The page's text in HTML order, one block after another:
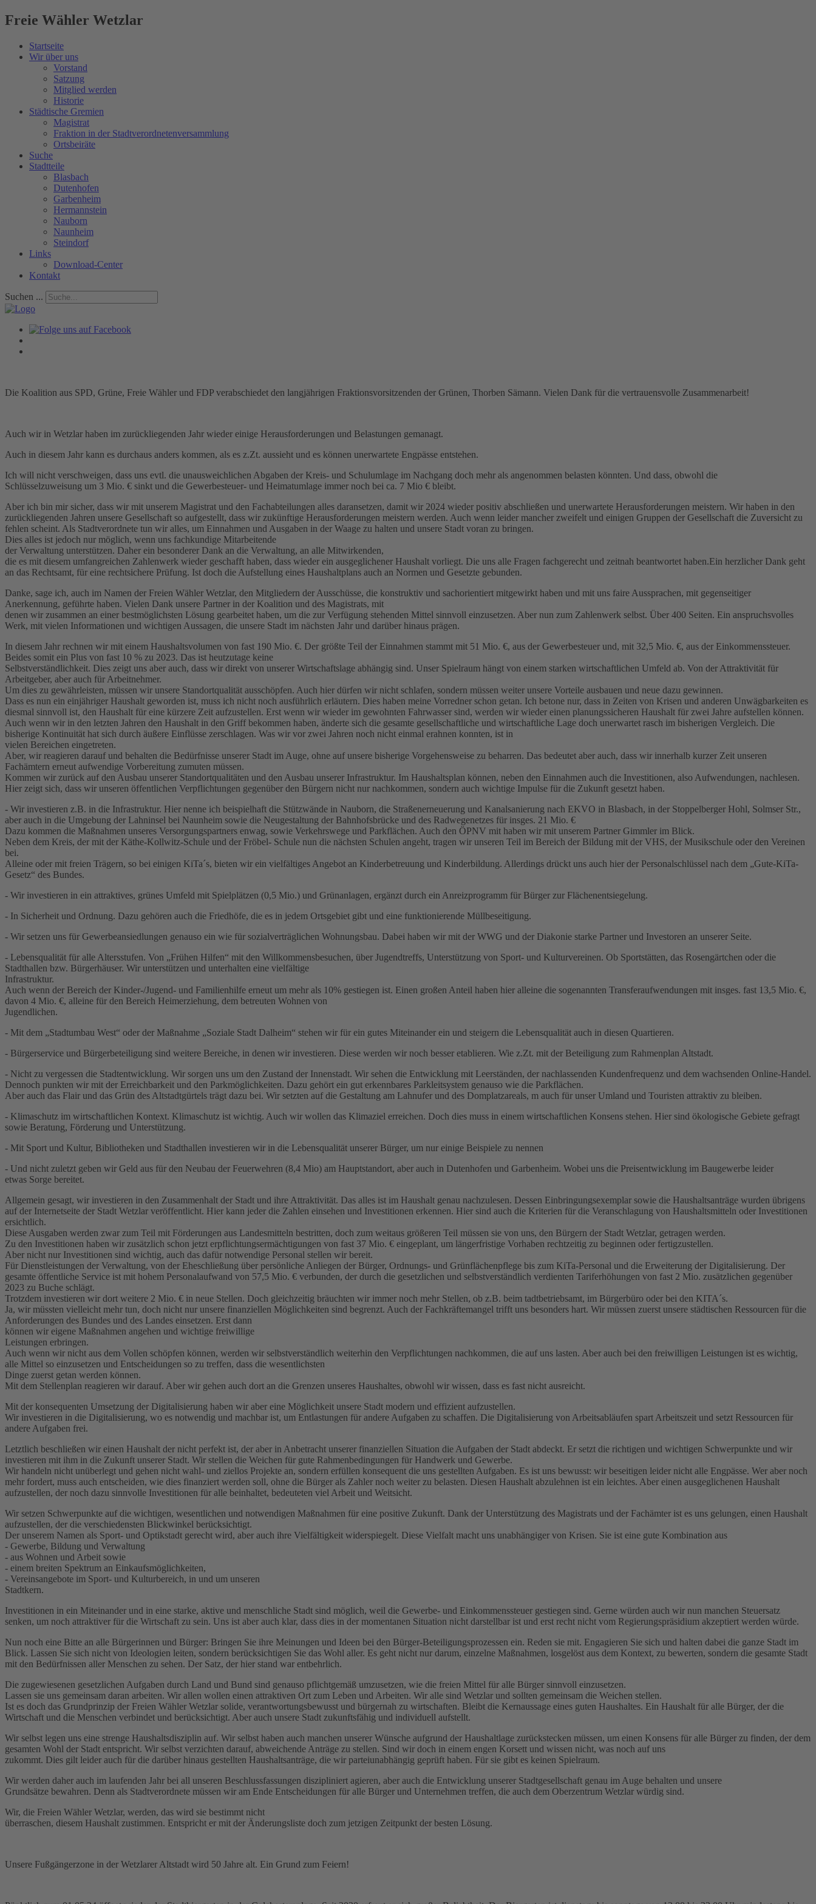
Freie Wähler Wetzlar
Startseite
Wir über uns
Vorstand
Satzung
Mitglied werden
Historie
Städtische Gremien
Magistrat
Fraktion in der Stadtverordnetenversammlung
Ortsbeiräte
Suche
Stadtteile
Blasbach
Dutenhofen
Garbenheim
Hermannstein
Nauborn
Naunheim
Steindorf
Links
Download-Center
Kontakt
Suchen ...
Die Koalition aus SPD, Grüne, Freie Wähler und FDP verabschiedet den langjährigen Fraktionsvorsitzenden der Grünen, Thorben Sämann. Vielen Dank für die vertrauensvolle Zusammenarbeit!
Auch wir in Wetzlar haben im zurückliegenden Jahr wieder einige Herausforderungen und Belastungen gemanagt.
Auch in diesem Jahr kann es durchaus anders kommen, als es z.Zt. aussieht und es können unerwartete Engpässe entstehen.
Ich will nicht verschweigen, dass uns evtl. die unausweichlichen Abgaben der Kreis- und Schulumlage im Nachgang doch mehr als angenommen belasten könnten. Und dass, obwohl die
Schlüsselzuweisung um 3 Mio. € sinkt und die Gewerbesteuer- und Heimatumlage immer noch bei ca. 7 Mio € bleibt.
Aber ich bin mir sicher, dass wir mit unserem Magistrat und den Fachabteilungen alles daransetzen, damit wir 2024 wieder positiv abschließen und unerwartete Herausforderungen meistern. Wir haben in den
zurückliegenden Jahren unsere Gesellschaft so aufgestellt, dass wir zukünftige Herausforderungen meistern werden. Auch wenn leider mancher zweifelt und einigen Gruppen der Gesellschaft die Zuversicht zu
fehlen scheint. Als Stadtverordnete tun wir alles, um Einnahmen und Ausgaben in der Waage zu halten und unsere Stadt voran zu bringen.
Dies alles ist jedoch nur möglich, wenn uns fachkundige Mitarbeitende
der Verwaltung unterstützen. Daher ein besonderer Dank an die Verwaltung, an alle Mitwirkenden,
die es mit diesem umfangreichen Zahlenwerk wieder geschafft haben, dass wieder ein ausgeglichener Haushalt vorliegt. Die uns alle Fragen fachgerecht und zeitnah beantwortet haben.Ein herzlicher Dank geht
an das Rechtsamt, für eine rechtsichere Prüfung. Ist doch die Aufstellung eines Haushaltplans auch an Normen und Gesetzte gebunden.
Danke, sage ich, auch im Namen der Freien Wähler Wetzlar, den Mitgliedern der Ausschüsse, die konstruktiv und sachorientiert mitgewirkt haben und mit uns faire Aussprachen, mit gegenseitiger
Anerkennung, geführte haben. Vielen Dank unsere Partner in der Koalition und des Magistrats, mit
denen wir zusammen an einer bestmöglichsten Lösung gearbeitet haben, um die zur Verfügung stehenden Mittel sinnvoll einzusetzen. Aber nun zum Zahlenwerk selbst. Über 400 Seiten. Ein anspruchsvolles
Werk, mit vielen Informationen und wichtigen Aussagen, die unsere Stadt im nächsten Jahr und darüber hinaus prägen.
In diesem Jahr rechnen wir mit einem Haushaltsvolumen von fast 190 Mio. €. Der größte Teil der Einnahmen stammt mit 51 Mio. €, aus der Gewerbesteuer und, mit 32,5 Mio. €, aus der Einkommenssteuer.
Beides somit ein Plus von fast 10 % zu 2023. Das ist heutzutage keine
Selbstverständlichkeit. Dies zeigt uns aber auch, dass wir direkt von unserer Wirtschaftslage abhängig sind. Unser Spielraum hängt von einem starken wirtschaftlichen Umfeld ab. Von der Attraktivität für
Arbeitgeber, aber auch für Arbeitnehmer.
Um dies zu gewährleisten, müssen wir unsere Standortqualität ausschöpfen. Auch hier dürfen wir nicht schlafen, sondern müssen weiter unsere Vorteile ausbauen und neue dazu gewinnen.
Dass es nun ein einjähriger Haushalt geworden ist, muss ich nicht noch ausführlich erläutern. Dies haben meine Vorredner schon getan. Ich betone nur, dass in Zeiten von Krisen und anderen Unwägbarkeiten es
diesmal sinnvoll ist, den Haushalt für eine kürzere Zeit aufzustellen. Erst wenn wir wieder im gewohnten Fahrwasser sind, werden wir wieder einen planungssicheren Haushalt für zwei Jahre aufstellen können.
Auch wenn wir in den letzten Jahren den Haushalt in den Griff bekommen haben, änderte sich die gesamte gesellschaftliche und wirtschaftliche Lage doch unerwartet rasch im bisherigen Vergleich. Die
bisherige Kontinuität hat sich durch äußere Einflüsse zerschlagen. Was wir vor zwei Jahren noch nicht einmal erahnen konnten, ist in
vielen Bereichen eingetreten.
Aber, wir reagieren darauf und behalten die Bedürfnisse unserer Stadt im Auge, ohne auf unsere bisherige Vorgehensweise zu beharren. Das bedeutet aber auch, dass wir innerhalb kurzer Zeit unseren
Fachämtern erneut aufwendige Vorbereitung zumuten müssen.
Kommen wir zurück auf den Ausbau unserer Standortqualitäten und den Ausbau unserer Infrastruktur. Im Haushaltsplan können, neben den Einnahmen auch die Investitionen, also Aufwendungen, nachlesen.
Hier zeigt sich, dass wir unseren öffentlichen Verpflichtungen gegenüber den Bürgern nicht nur nachkommen, sondern auch wichtige Impulse für die Zukunft gesetzt haben.
- Wir investieren z.B. in die Infrastruktur. Hier nenne ich beispielhaft die Stützwände in Nauborn, die Straßenerneuerung und Kanalsanierung nach EKVO in Blasbach, in der Stoppelberger Hohl, Solmser Str.,
aber auch in die Umgebung der Lahninsel bei Naunheim sowie die Neugestaltung der Bahnhofsbrücke und des Radwegenetzes für insges. 21 Mio. €
Dazu kommen die Maßnahmen unseres Versorgungspartners enwag, sowie Verkehrswege und Parkflächen. Auch den ÖPNV mit haben wir mit unserem Partner Gimmler im Blick.
Neben dem Kreis, der mit der Käthe-Kollwitz-Schule und der Fröbel- Schule nun die nächsten Schulen angeht, tragen wir unseren Teil im Bereich der Bildung mit der VHS, der Musikschule oder den Vereinen
bei.
Alleine oder mit freien Trägern, so bei einigen KiTa´s, bieten wir ein vielfältiges Angebot an Kinderbetreuung und Kinderbildung. Allerdings drückt uns auch hier der Personalschlüssel nach dem „Gute-KiTa-
Gesetz“ des Bundes.
- Wir investieren in ein attraktives, grünes Umfeld mit Spielplätzen (0,5 Mio.) und Grünanlagen, ergänzt durch ein Anreizprogramm für Bürger zur Flächenentsiegelung.
- In Sicherheit und Ordnung. Dazu gehören auch die Friedhöfe, die es in jedem Ortsgebiet gibt und eine funktionierende Müllbeseitigung.
- Wir setzen uns für Gewerbeansiedlungen genauso ein wie für sozialverträglichen Wohnungsbau. Dabei haben wir mit der WWG und der Diakonie starke Partner und Investoren an unserer Seite.
- Lebensqualität für alle Altersstufen. Von „Frühen Hilfen“ mit den Willkommensbesuchen, über Jugendtreffs, Unterstützung von Sport- und Kulturvereinen. Ob Sportstätten, das Rosengärtchen oder die
Stadthallen bzw. Bürgerhäuser. Wir unterstützen und unterhalten eine vielfältige
Infrastruktur.
Auch wenn der Bereich der Kinder-/Jugend- und Familienhilfe erneut um mehr als 10% gestiegen ist. Einen großen Anteil haben hier alleine die sogenannten Transferaufwendungen mit insges. fast 13,5 Mio. €,
davon 4 Mio. €, alleine für den Bereich Heimerziehung, dem betreuten Wohnen von
Jugendlichen.
- Mit dem „Stadtumbau West“ oder der Maßnahme „Soziale Stadt Dalheim“ stehen wir für ein gutes Miteinander ein und steigern die Lebensqualität auch in diesen Quartieren.
- Bürgerservice und Bürgerbeteiligung sind weitere Bereiche, in denen wir investieren. Diese werden wir noch besser etablieren. Wie z.Zt. mit der Beteiligung zum Rahmenplan Altstadt.
- Nicht zu vergessen die Stadtentwicklung. Wir sorgen uns um den Zustand der Innenstadt. Wir sehen die Entwicklung mit Leerständen, der nachlassenden Kundenfrequenz und dem wachsenden Online-Handel.
Dennoch punkten wir mit der Erreichbarkeit und den Parkmöglichkeiten. Dazu gehört ein gut erkennbares Parkleitsystem genauso wie die Parkflächen.
Aber auch das Flair und das Grün des Altstadtgürtels trägt dazu bei. Wir setzten auf die Gestaltung am Lahnufer und des Domplatzareals, m auch für unser Umland und Touristen attraktiv zu bleiben.
- Klimaschutz im wirtschaftlichen Kontext. Klimaschutz ist wichtig. Auch wir wollen das Klimaziel erreichen. Doch dies muss in einem wirtschaftlichen Konsens stehen. Hier sind ökologische Gebiete gefragt
sowie Beratung, Förderung und Unterstützung.
- Mit Sport und Kultur, Bibliotheken und Stadthallen investieren wir in die Lebensqualität unserer Bürger, um nur einige Beispiele zu nennen
- Und nicht zuletzt geben wir Geld aus für den Neubau der Feuerwehren (8,4 Mio) am Hauptstandort, aber auch in Dutenhofen und Garbenheim. Wobei uns die Preisentwicklung im Baugewerbe leider
etwas Sorge bereitet.
Allgemein gesagt, wir investieren in den Zusammenhalt der Stadt und ihre Attraktivität. Das alles ist im Haushalt genau nachzulesen. Dessen Einbringungsexemplar sowie die Haushaltsanträge wurden übrigens
auf der Internetseite der Stadt Wetzlar veröffentlicht. Hier kann jeder die Zahlen einsehen und Investitionen erkennen. Hier sind auch die Kriterien für die Veranschlagung von Haushaltsmitteln oder Investitionen
ersichtlich.
Diese Ausgaben werden zwar zum Teil mit Förderungen aus Landesmitteln bestritten, doch zum weitaus größeren Teil müssen sie von uns, den Bürgern der Stadt Wetzlar, getragen werden.
Zu den Investitionen haben wir zusätzlich schon jetzt erpflichtungsermächtigungen von fast 37 Mio. € eingeplant, um längerfristige Vorhaben rechtzeitig zu beginnen oder fertigzustellen.
Aber nicht nur Investitionen sind wichtig, auch das dafür notwendige Personal stellen wir bereit.
Für Dienstleistungen der Verwaltung, von der Eheschließung über persönliche Anliegen der Bürger, Ordnungs- und Grünflächenpflege bis zum KiTa-Personal und die Erweiterung der Digitalisierung. Der
gesamte öffentliche Service ist mit hohem Personalaufwand von 57,5 Mio. € verbunden, der durch die gesetzlichen und selbstverständlich verdienten Tariferhöhungen von fast 2 Mio. zusätzlichen gegenüber
2023 zu Buche schlägt.
Trotzdem investieren wir dort weitere 2 Mio. € in neue Stellen. Doch gleichzeitig bräuchten wir immer noch mehr Stellen, ob z.B. beim tadtbetriebsamt, im Bürgerbüro oder bei den KITA´s.
Ja, wir müssten vielleicht mehr tun, doch nicht nur unsere finanziellen Möglichkeiten sind begrenzt. Auch der Fachkräftemangel trifft uns besonders hart. Wir müssen zuerst unsere städtischen Ressourcen für die
Anforderungen des Bundes und des Landes einsetzen. Erst dann
können wir eigene Maßnahmen angehen und wichtige freiwillige
Leistungen erbringen.
Auch wenn wir nicht aus dem Vollen schöpfen können, werden wir selbstverständlich weiterhin den Verpflichtungen nachkommen, die auf uns lasten. Aber auch bei den freiwilligen Leistungen ist es wichtig,
alle Mittel so einzusetzen und Entscheidungen so zu treffen, dass die wesentlichsten
Dinge zuerst getan werden können.
Mit dem Stellenplan reagieren wir darauf. Aber wir gehen auch dort an die Grenzen unseres Haushaltes, obwohl wir wissen, dass es fast nicht ausreicht.
Mit der konsequenten Umsetzung der Digitalisierung haben wir aber eine Möglichkeit unsere Stadt modern und effizient aufzustellen.
Wir investieren in die Digitalisierung, wo es notwendig und machbar ist, um Entlastungen für andere Aufgaben zu schaffen. Die Digitalisierung von Arbeitsabläufen spart Arbeitszeit und setzt Ressourcen für
andere Aufgaben frei.
Letztlich beschließen wir einen Haushalt der nicht perfekt ist, der aber in Anbetracht unserer finanziellen Situation die Aufgaben der Stadt abdeckt. Er setzt die richtigen und wichtigen Schwerpunkte und wir
investieren mit ihm in die Zukunft unserer Stadt. Wir stellen die Weichen für gute Rahmenbedingungen für Handwerk und Gewerbe.
Wir handeln nicht unüberlegt und gehen nicht wahl- und ziellos Projekte an, sondern erfüllen konsequent die uns gestellten Aufgaben. Es ist uns bewusst: wir beseitigen leider nicht alle Engpässe. Wer aber noch
mehr fordert, muss auch entscheiden, wie dies finanziert werden soll, ohne die Bürger als Zahler noch weiter zu belasten. Diesen Haushalt abzulehnen ist ein leichtes. Aber einen ausgeglichenen Haushalt
aufzustellen, der noch dazu sinnvolle Investitionen für alle beinhaltet, bedeuteten viel Arbeit und Weitsicht.
Wir setzen Schwerpunkte auf die wichtigen, wesentlichen und notwendigen Maßnahmen für eine positive Zukunft. Dank der Unterstützung des Magistrats und der Fachämter ist es uns gelungen, einen Haushalt
aufzustellen, der die verschiedensten Blickwinkel berücksichtigt.
Der unserem Namen als Sport- und Optikstadt gerecht wird, aber auch ihre Vielfältigkeit widerspiegelt. Diese Vielfalt macht uns unabhängiger von Krisen. Sie ist eine gute Kombination aus
- Gewerbe, Bildung und Verwaltung
- aus Wohnen und Arbeit sowie
- einem breiten Spektrum an Einkaufsmöglichkeiten,
- Vereinsangebote im Sport- und Kulturbereich, in und um unseren
Stadtkern.
Investitionen in ein Miteinander und in eine starke, aktive und menschliche Stadt sind möglich, weil die Gewerbe- und Einkommenssteuer gestiegen sind. Gerne würden auch wir nun manchen Steuersatz
senken, um noch attraktiver für die Wirtschaft zu sein. Uns ist aber auch klar, dass dies in der momentanen Situation nicht darstellbar ist und erst recht nicht vom Regierungspräsidium akzeptiert werden würde.
Nun noch eine Bitte an alle Bürgerinnen und Bürger: Bringen Sie ihre Meinungen und Ideen bei den Bürger-Beteiligungsprozessen ein. Reden sie mit. Engagieren Sie sich und halten dabei die ganze Stadt im
Blick. Lassen Sie sich nicht von Ideologien leiten, sondern berücksichtigen Sie das Wohl aller. Es geht nicht nur darum, einzelne Maßnahmen, losgelöst aus dem Kontext, zu bewerten, sondern die gesamte Stadt
mit den Bedürfnissen aller Menschen zu sehen. Der Satz, der hier stand war entbehrlich.
Die zugewiesenen gesetzlichen Aufgaben durch Land und Bund sind genauso pflichtgemäß umzusetzen, wie die freien Mittel für alle Bürger sinnvoll einzusetzen.
Lassen sie uns gemeinsam daran arbeiten. Wir allen wollen einen attraktiven Ort zum Leben und Arbeiten. Wir alle sind Wetzlar und sollten gemeinsam die Weichen stellen.
Ist es doch das Grundprinzip der Freien Wähler Wetzlar solide, verantwortungsbewusst und bürgernah zu wirtschaften. Bleibt die Kernaussage eines guten Haushaltes. Ein Haushalt für alle Bürger, der die
Wirtschaft und die Menschen verbindet und berücksichtigt. Aber auch unsere Stadt zukunftsfähig und individuell aufstellt.
Wir selbst legen uns eine strenge Haushaltsdisziplin auf. Wir selbst haben auch manchen unserer Wünsche aufgrund der Haushaltlage zurückstecken müssen, um einen Konsens für alle Bürger zu finden, der dem
gesamten Wohl der Stadt entspricht. Wir selbst verzichten darauf, abweichende Anträge zu stellen. Sind wir doch in einem engen Korsett und wissen nicht, was noch auf uns
zukommt. Dies gilt leider auch für die darüber hinaus gestellten Haushaltsanträge, die wir parteiunabhängig geprüft haben. Für sie gibt es keinen Spielraum.
Wir werden daher auch im laufenden Jahr bei all unseren Beschlussfassungen diszipliniert agieren, aber auch die Entwicklung unserer Stadtgesellschaft genau im Auge behalten und unsere
Grundsätze bewahren. Denn als Stadtverordnete müssen wir am Ende Entscheidungen für alle Bürger und Unternehmen treffen, die auch dem Oberzentrum Wetzlar würdig sind.
Wir, die Freien Wähler Wetzlar, werden, das wird sie bestimmt nicht
überraschen, diesem Haushalt zustimmen. Entspricht er mit der Änderungsliste doch zum jetzigen Zeitpunkt der besten Lösung.
Unsere Fußgängerzone in der Wetzlarer Altstadt wird 50 Jahre alt. Ein Grund zum Feiern!